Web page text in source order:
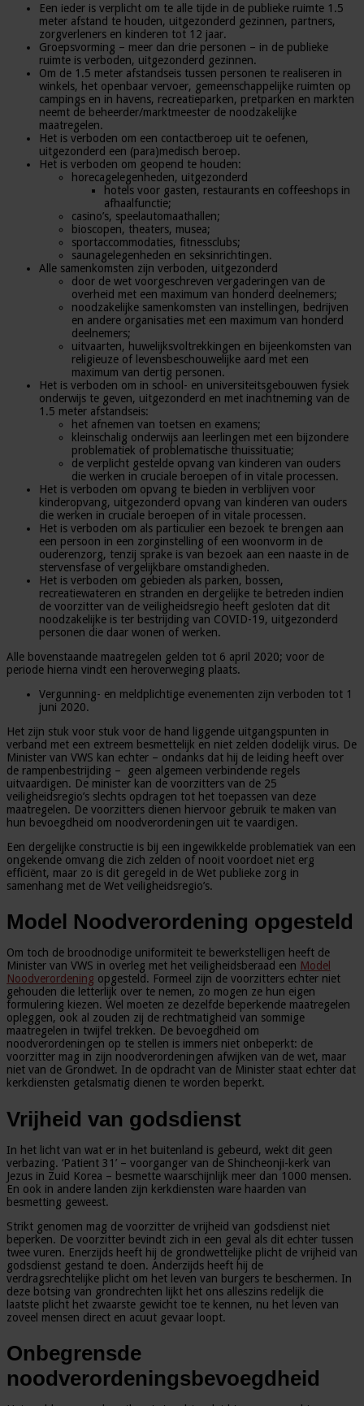
Een ieder is verplicht om te alle tijde in de publieke ruimte 1.5
meter afstand te houden, uitgezonderd gezinnen, partners,
zorgverleners en kinderen tot 12 jaar.
Groepsvorming – meer dan drie personen – in de publieke
ruimte is verboden, uitgezonderd gezinnen.
Om de 1.5 meter afstandseis tussen personen te realiseren in
winkels, het openbaar vervoer, gemeenschappelijke ruimten op
campings en in havens, recreatieparken, pretparken en markten
neemt de beheerder/marktmeester de noodzakelijke
maatregelen.
Het is verboden om een contactberoep uit te oefenen,
uitgezonderd een (para)medisch beroep.
Het is verboden om geopend te houden:
horecagelegenheden, uitgezonderd
hotels voor gasten, restaurants en coffeeshops in
afhaalfunctie;
casino’s, speelautomaathallen;
bioscopen, theaters, musea;
sportaccommodaties, fitnessclubs;
saunagelegenheden en seksinrichtingen.
Alle samenkomsten zijn verboden, uitgezonderd
door de wet voorgeschreven vergaderingen van de
overheid met een maximum van honderd deelnemers;
noodzakelijke samenkomsten van instellingen, bedrijven
en andere organisaties met een maximum van honderd
deelnemers;
uitvaarten, huwelijksvoltrekkingen en bijeenkomsten van
religieuze of levensbeschouwelijke aard met een
maximum van dertig personen.
Het is verboden om in school- en universiteitsgebouwen fysiek
onderwijs te geven, uitgezonderd en met inachtneming van de
1.5 meter afstandseis:
het afnemen van toetsen en examens;
kleinschalig onderwijs aan leerlingen met een bijzondere
problematiek of problematische thuissituatie;
de verplicht gestelde opvang van kinderen van ouders
die werken in cruciale beroepen of in vitale processen.
Het is verboden om opvang te bieden in verblijven voor
kinderopvang, uitgezonderd opvang van kinderen van ouders
die werken in cruciale beroepen of in vitale processen.
Het is verboden om als particulier een bezoek te brengen aan
een persoon in een zorginstelling of een woonvorm in de
ouderenzorg, tenzij sprake is van bezoek aan een naaste in de
stervensfase of vergelijkbare omstandigheden.
Het is verboden om gebieden als parken, bossen,
recreatiewateren en stranden en dergelijke te betreden indien
de voorzitter van de veiligheidsregio heeft gesloten dat dit
noodzakelijke is ter bestrijding van COVID-19, uitgezonderd
personen die daar wonen of werken.
Alle bovenstaande maatregelen gelden tot 6 april 2020; voor de
periode hierna vindt een heroverweging plaats.
Vergunning- en meldplichtige evenementen zijn verboden tot 1
juni 2020.
Het zijn stuk voor stuk voor de hand liggende uitgangspunten in
verband met een extreem besmettelijk en niet zelden dodelijk virus. De
Minister van VWS kan echter – ondanks dat hij de leiding heeft over
de rampenbestrijding – geen algemeen verbindende regels
uitvaardigen. De minister kan de voorzitters van de 25
veiligheidsregio’s slechts opdragen tot het toepassen van deze
maatregelen. De voorzitters dienen hiervoor gebruik te maken van
hun bevoegdheid om noodverordeningen uit te vaardigen.
Een dergelijke constructie is bij een ingewikkelde problematiek van een
ongekende omvang die zich zelden of nooit voordoet niet erg
efficiënt, maar zo is dit geregeld in de Wet publieke zorg in
samenhang met de Wet veiligheidsregio’s.
Model Noodverordening opgesteld
Om toch de broodnodige uniformiteit te bewerkstelligen heeft de
Minister van VWS in overleg met het veiligheidsberaad een Model
Noodverordening opgesteld. Formeel zijn de voorzitters echter niet
gehouden die letterlijk over te nemen, zo mogen ze hun eigen
formulering kiezen. Wel moeten ze dezelfde beperkende maatregelen
opleggen, ook al zouden zij de rechtmatigheid van sommige
maatregelen in twijfel trekken. De bevoegdheid om
noodverordeningen op te stellen is immers niet onbeperkt: de
voorzitter mag in zijn noodverordeningen afwijken van de wet, maar
niet van de Grondwet. In de opdracht van de Minister staat echter dat
kerkdiensten getalsmatig dienen te worden beperkt.
Vrijheid van godsdienst
In het licht van wat er in het buitenland is gebeurd, wekt dit geen
verbazing. ‘Patient 31’ – voorganger van de Shincheonji-kerk van
Jezus in Zuid Korea – besmette waarschijnlijk meer dan 1000 mensen.
En ook in andere landen zijn kerkdiensten ware haarden van
besmetting geweest.
Strikt genomen mag de voorzitter de vrijheid van godsdienst niet
beperken. De voorzitter bevindt zich in een geval als dit echter tussen
twee vuren. Enerzijds heeft hij de grondwettelijke plicht de vrijheid van
godsdienst gestand te doen. Anderzijds heeft hij de
verdragsrechtelijke plicht om het leven van burgers te beschermen. In
deze botsing van grondrechten lijkt het ons alleszins redelijk die
laatste plicht het zwaarste gewicht toe te kennen, nu het leven van
zoveel mensen direct en acuut gevaar loopt.
Onbegrensde
noodverordeningsbevoegdheid